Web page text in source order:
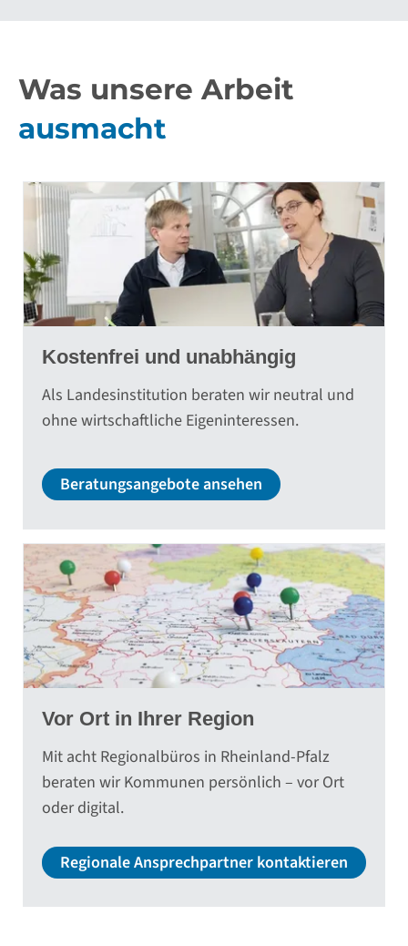
Was unsere Arbeit
ausmacht
Kostenfrei und unabhängig
Als Landesinstitution beraten wir neutral und
ohne wirtschaftliche Eigeninteressen.
Beratungsangebote ansehen
Vor Ort in Ihrer Region
Mit acht Regionalbüros in Rheinland-Pfalz
beraten wir Kommunen persönlich – vor Ort
oder digital.
Regionale Ansprechpartner kontaktieren